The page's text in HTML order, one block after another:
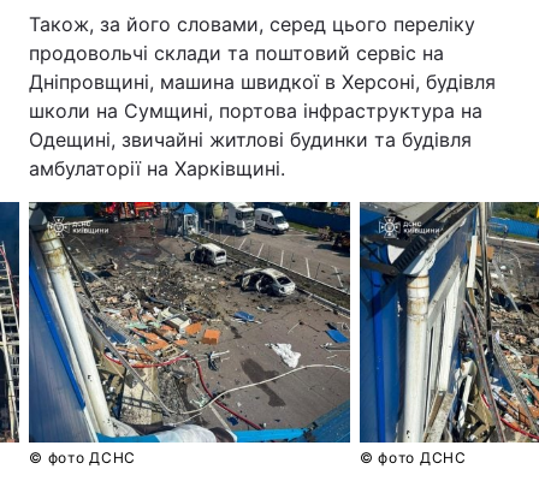
Також, за його словами, серед цього переліку
продовольчі склади та поштовий сервіс на
Дніпровщині, машина швидкої в Херсоні, будівля
школи на Сумщині, портова інфраструктура на
Одещині, звичайні житлові будинки та будівля
амбулаторії на Харківщині.
© фото ДСНС © фото ДСНС